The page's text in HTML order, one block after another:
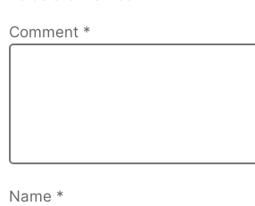
Comment *
Name *